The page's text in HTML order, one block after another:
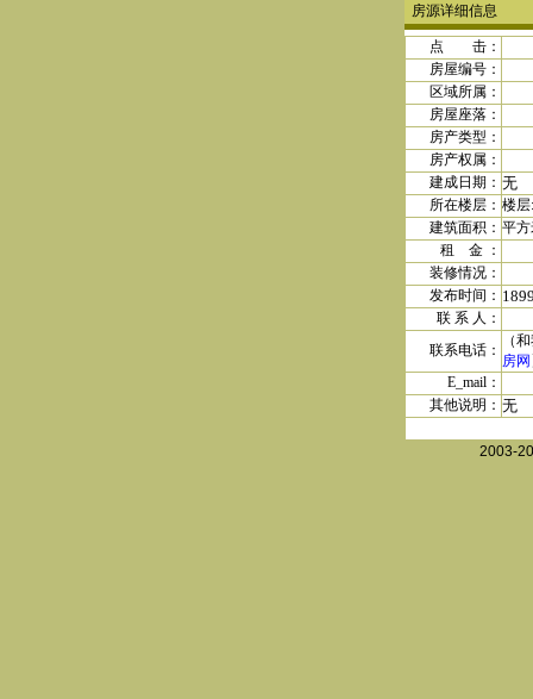
房源详细信息
点 击：
房屋编号：
区域所属：
房屋座落：
房产类型：
房产权属 ：
建成日期 ： 无
所在楼层： 楼层:
建筑面积： 平
租 金 ：
装修情况：
发布时间：
联 系 人：
联系电话：
（
房网
E_mail：
其他说明： 无
2003-